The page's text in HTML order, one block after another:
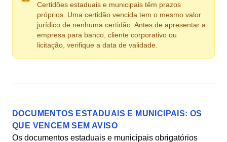
Certidões estaduais e municipais têm prazos
próprios. Uma certidão vencida tem o mesmo valor
jurídico de nenhuma certidão. Antes de apresentar a
empresa para banco, cliente corporativo ou
licitação, verifique a data de validade.
DOCUMENTOS ESTADUAIS E MUNICIPAIS: OS
QUE VENCEM SEM AVISO
Os documentos estaduais e municipais obrigatórios